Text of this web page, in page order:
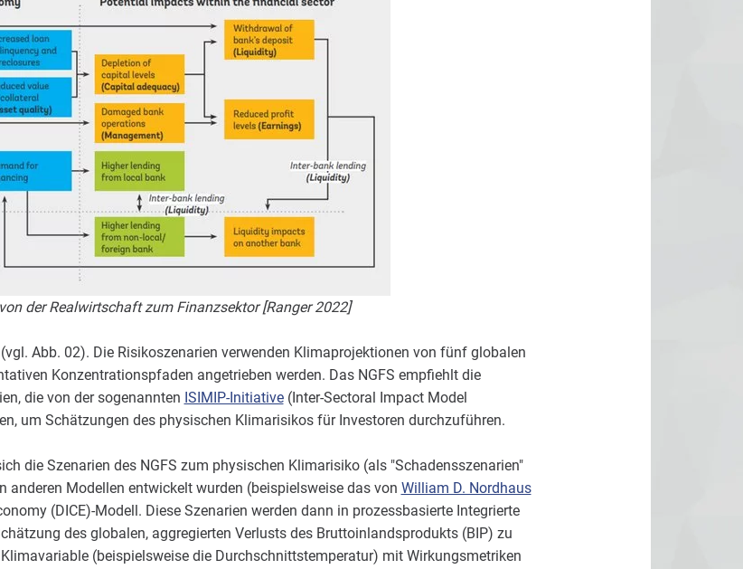
der Realwirtschaft zum Finanzsektor [Ranger 2022]
Abb. 02). Die Risikoszenarien verwenden Klimaprojektionen von fünf globalen
Konzentrationspfaden angetrieben werden. Das NGFS empfiehlt die
die von der sogenannten ISIMIP-Initiative(Inter-Sectoral Impact Model
um Schätzungen des physischen Klimarisikos für Investoren durchzuführen.
die Szenarien des NGFS zum physischen Klimarisiko (als "Schadensszenarien"
anderen Modellen entwickelt wurden (beispielsweise das von William D. Nordhaus
(DICE)-Modell. Diese Szenarien werden dann in prozessbasierte Integrierte
des globalen, aggregierten Verlusts des Bruttoinlandsprodukts (BIP) zu
(beispielsweise die Durchschnittstemperatur) mit Wirkungsmetriken